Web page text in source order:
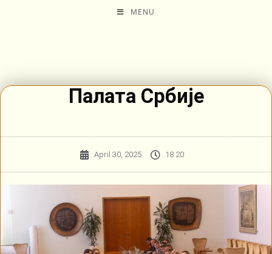
MENU
Палата Србије
April 30, 2025 18:20